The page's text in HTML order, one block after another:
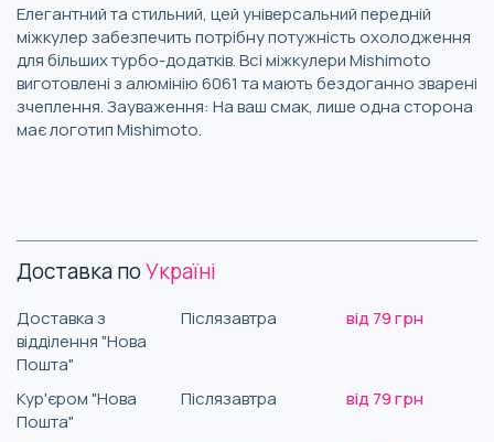
Елегантний та стильний, цей універсальний передній
міжкулер забезпечить потрібну потужність охолодження
для більших турбо-додатків. Всі міжкулери Mishimoto
виготовлені з алюмінію 6061 та мають бездоганно зварені
зчеплення. Зауваження: На ваш смак, лише одна сторона
має логотип Mishimoto.
Доставка поУкраїні
Доставка з
відділення "Нова
Пошта"
Післязавтра від 79 грн
Кур'єром "Нова
Пошта"
Післязавтра від 79 грн